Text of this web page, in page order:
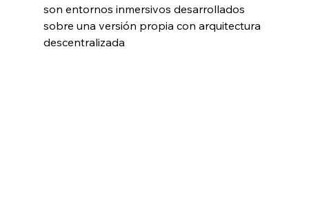
son entornos inmersivos desarrollados
sobre una versión propia con arquitectura
descentralizada